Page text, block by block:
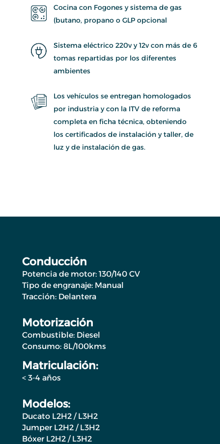
Cocina con Fogones y sistema de gas
(butano, propano o GLP opcional
Sistema eléctrico 220v y 12v con más de 6
tomas repartidas por los diferentes
ambientes
Los vehículos se entregan homologados
por industria y con la ITV de reforma
completa en ficha técnica, obteniendo
los certificados de instalación y taller, de
luz y de instalación de gas.
Conducción
Potencia de motor: 130/140 CV
Tipo de engranaje: Manual
Tracción: Delantera
Motorización
Combustible: Diesel
Consumo: 8L/100kms
Matriculación:
< 3-4 años
Modelos:
Ducato L2H2 / L3H2
Jumper L2H2 / L3H2
Bóxer L2H2 / L3H2